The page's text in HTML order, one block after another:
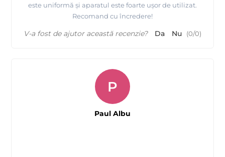
este uniformă și aparatul este foarte ușor de utilizat.
Recomand cu încredere!
V-a fost de ajutor această recenzie? Da Nu (0/0)
P
Paul Albu